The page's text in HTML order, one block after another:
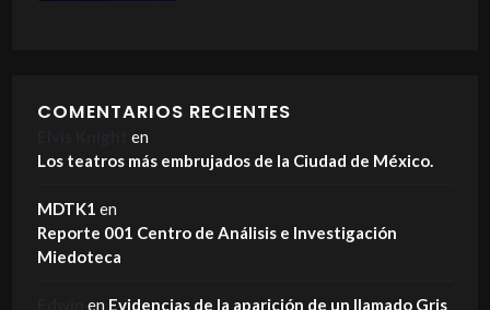
COMENTARIOS RECIENTES
en
Los teatros más embrujados de la Ciudad de México.
MDTK1 en
Reporte 001 Centro de Análisis e Investigación
Miedoteca
en Evidencias de la aparición de un llamado Gris